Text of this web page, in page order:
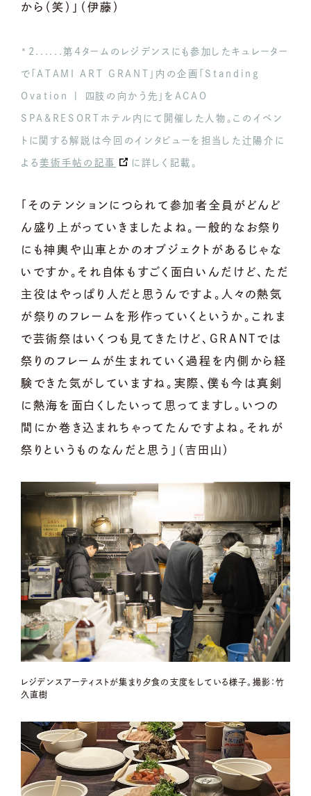
から（笑）」（伊藤）
*2......第４タームのレジデンスにも参加したキュレーター
で「ATAMI ART GRANT」内の企画「Standing
Ovation | 四肢の向かう先」をACAO
SPA&RESORTホテル内にて開催した人物。このイベン
トに関する解説は今回のインタビューを担当した辻陽介に
よる美術手帖の記事 に詳しく記載。
「そのテンションにつられて参加者全員がどんど
ん盛り上がっていきましたよね。一般的なお祭り
にも神輿や山車とかのオブジェクトがあるじゃな
いですか。それ自体もすごく面白いんだけど、ただ
主役はやっぱり人だと思うんですよ。人々の熱気
が祭りのフレームを形作っていくというか。これま
で芸術祭はいくつも見てきたけど、GRANTでは
祭りのフレームが生まれていく過程を内側から経
験できた気がしていますね。実際、僕も今は真剣
に熱海を面白くしたいって思ってますし。いつの
間にか巻き込まれちゃってたんですよね。それが
祭りというものなんだと思う」（吉田山）
レジデンスアーティストが集まり夕食の支度をしている様子。撮影：竹
久直樹